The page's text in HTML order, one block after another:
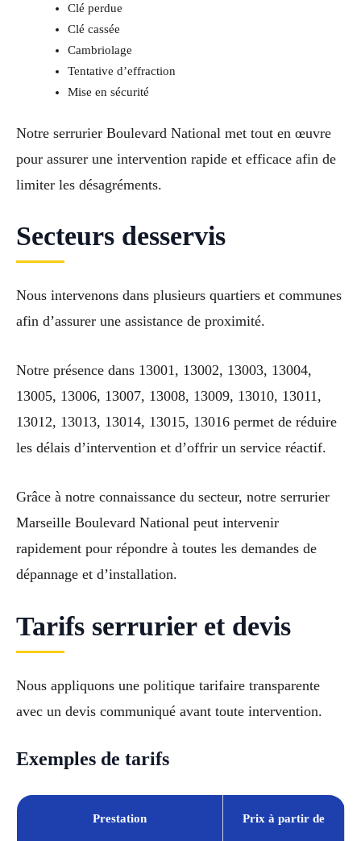
Clé perdue
Clé cassée
Cambriolage
Tentative d’effraction
Mise en sécurité
Notre serrurier Boulevard National met tout en œuvre
pour assurer une intervention rapide et efficace afin de
limiter les désagréments.
Secteurs desservis
Nous intervenons dans plusieurs quartiers et communes
afin d’assurer une assistance de proximité.
Notre présence dans 13001, 13002, 13003, 13004,
13005, 13006, 13007, 13008, 13009, 13010, 13011,
13012, 13013, 13014, 13015, 13016 permet de réduire
les délais d’intervention et d’offrir un service réactif.
Grâce à notre connaissance du secteur, notre serrurier
Marseille Boulevard National peut intervenir
rapidement pour répondre à toutes les demandes de
dépannage et d’installation.
Tarifs serrurier et devis
Nous appliquons une politique tarifaire transparente
avec un devis communiqué avant toute intervention.
Exemples de tarifs
Prestation Prix à partir de